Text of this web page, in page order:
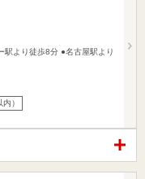
駅より徒歩8分 ●名古屋駅より
）